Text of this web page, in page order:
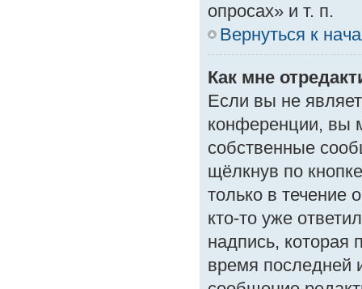
опросах» и т. п.
Вернуться к
Как мне
Если вы не
конференции, вы
собственные
щёлкнув по
только в течение
кто-то уже
надпись, которая
время последней